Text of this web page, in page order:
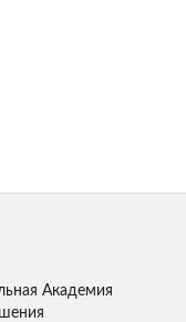
Академия